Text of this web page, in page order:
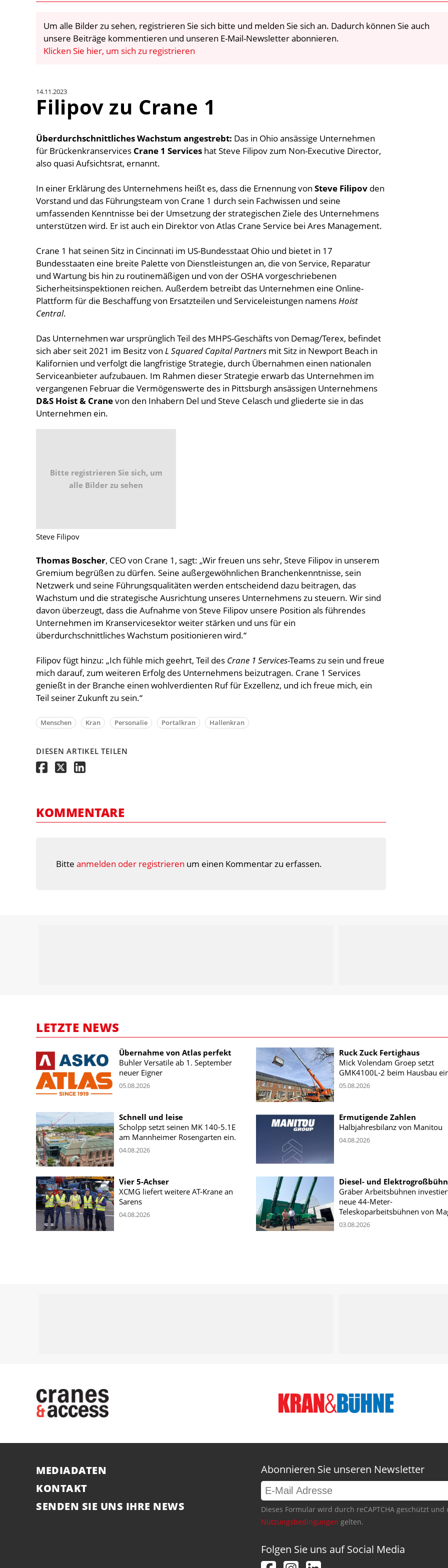
Um alle Bilder zu sehen, registrieren Sie sich bitte und melden Sie sich an. Dadurch können Sie auch
unsere Beiträge kommentieren und unseren E-Mail-Newsletter abonnieren.
Klicken Sie hier, um sich zu registrieren
14.11.2023
Filipov zu Crane 1
Überdurchschnittliches Wachstum angestrebt: Das in Ohio ansässige Unternehmen
für Brückenkranservices Crane 1 Services hat Steve Filipov zum Non-Executive Director,
also quasi Aufsichtsrat, ernannt.
In einer Erklärung des Unternehmens heißt es, dass die Ernennung von Steve Filipov den
Vorstand und das Führungsteam von Crane 1 durch sein Fachwissen und seine
umfassenden Kenntnisse bei der Umsetzung der strategischen Ziele des Unternehmens
unterstützen wird. Er ist auch ein Direktor von Atlas Crane Service bei Ares Management.
Crane 1 hat seinen Sitz in Cincinnati im US-Bundesstaat Ohio und bietet in 17
Bundesstaaten eine breite Palette von Dienstleistungen an, die von Service, Reparatur
und Wartung bis hin zu routinemäßigen und von der OSHA vorgeschriebenen
Sicherheitsinspektionen reichen. Außerdem betreibt das Unternehmen eine Online-
Plattform für die Beschaffung von Ersatzteilen und Serviceleistungen namensHoist
Central.
Das Unternehmen war ursprünglich Teil des MHPS-Geschäfts von Demag/Terex, befindet
sich aber seit 2021 im Besitz von L Squared Capital Partners mit Sitz in Newport Beach in
Kalifornien und verfolgt die langfristige Strategie, durch Übernahmen einen nationalen
Serviceanbieter aufzubauen. Im Rahmen dieser Strategie erwarb das Unternehmen im
vergangenen Februar die Vermögenswerte des in Pittsburgh ansässigen Unternehmens
D&S Hoist & Cranevon den Inhabern Del und Steve Celasch und gliederte sie in das
Unternehmen ein.
Bitte registrieren Sie sich, um
alle Bilder zu sehen
Steve Filipov
Thomas Boscher, CEO von Crane 1, sagt: „Wir freuen uns sehr, Steve Filipov in unserem
Gremium begrüßen zu dürfen. Seine außergewöhnlichen Branchenkenntnisse, sein
Netzwerk und seine Führungsqualitäten werden entscheidend dazu beitragen, das
Wachstum und die strategische Ausrichtung unseres Unternehmens zu steuern. Wir sind
davon überzeugt, dass die Aufnahme von Steve Filipov unsere Position als führendes
Unternehmen im Kranservicesektor weiter stärken und uns für ein
überdurchschnittliches Wachstum positionieren wird.“
Filipov fügt hinzu: „Ich fühle mich geehrt, Teil des Crane 1 Services-Teams zu sein und freue
mich darauf, zum weiteren Erfolg des Unternehmens beizutragen. Crane 1 Services
genießt in der Branche einen wohlverdienten Ruf für Exzellenz, und ich freue mich, ein
Teil seiner Zukunft zu sein.“
Menschen Kran Personalie Portalkran Hallenkran
DIESEN ARTIKEL TEILEN
KOMMENTARE
Bitte anmelden oder registrieren um einen Kommentar zu erfassen.
LETZTE NEWS
Übernahme von Atlas perfekt
Buhler Versatile ab 1. September
neuer Eigner
05.08.2026
Ruck Zuck Fertighaus
Mick Volendam Groep setzt
GMK4100L-2 beim Hausbau
05.08.2026
Schnell und leise
Scholpp setzt seinen MK 140-5.1E
am Mannheimer Rosengarten ein.
04.08.2026
Ermutigende Zahlen
Halbjahresbilanz von Manitou
04.08.2026
Vier 5-Achser
XCMG liefert weitere AT-Krane an
Sarens
04.08.2026
Diesel- und
Gräber Arbeitsbühnen
neue 44-Meter-
Teleskoparbeitsbühnen von
03.08.2026
MEDIADATEN
KONTAKT
SENDEN SIE UNS IHRE NEWS
Abonnieren Sie unseren Newsletter
Dieses Formular wird durch reCAPTCHA geschützt
Nutzungsbedingungen gelten.
Folgen Sie uns auf Social Media